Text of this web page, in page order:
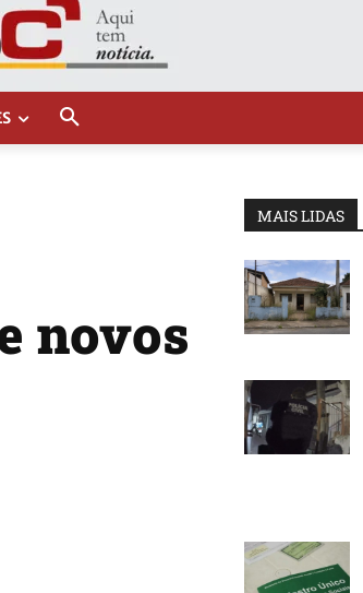
novos
MAIS LIDAS